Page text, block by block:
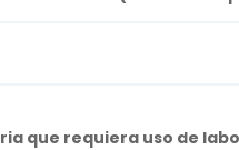
que requiera uso de